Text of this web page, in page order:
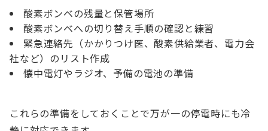
酸素ボンベの残量と保管場所
酸素ボンベへの切り替え手順の確認と練習
緊急連絡先（かかりつけ医、酸素供給業者、電力会
社など）のリスト作成
懐中電灯やラジオ、予備の電池の準備
これらの準備をしておくことで万が一の停電時にも冷